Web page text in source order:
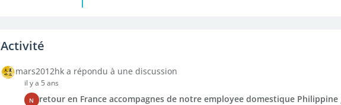
Activité
mars2012hk a répondu à une discussion
il y a 5 ans
N retour en France accompagnes de notre employee domestique Philippine